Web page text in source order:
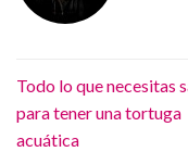
Todo lo que necesitas
para tener una tortuga
acuática